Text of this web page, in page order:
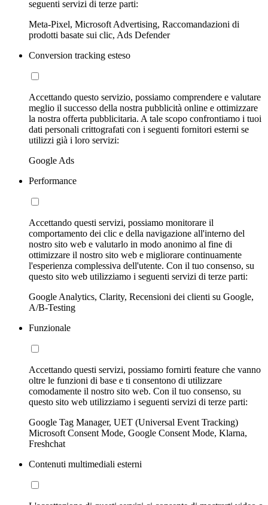
seguenti servizi di terze parti:
Meta-Pixel, Microsoft Advertising, Raccomandazioni di
prodotti basate sui clic, Ads Defender
Conversion tracking esteso
Accettando questo servizio, possiamo comprendere e valutare
meglio il successo della nostra pubblicità online e ottimizzare
la nostra offerta pubblicitaria. A tale scopo confrontiamo i tuoi
dati personali crittografati con i seguenti fornitori esterni se
utilizzi già i loro servizi:
Google Ads
Performance
Accettando questi servizi, possiamo monitorare il
comportamento dei clic e della navigazione all'interno del
nostro sito web e valutarlo in modo anonimo al fine di
ottimizzare il nostro sito web e migliorare continuamente
l'esperienza complessiva dell'utente. Con il tuo consenso, su
questo sito web utilizziamo i seguenti servizi di terze parti:
Google Analytics, Clarity, Recensioni dei clienti su Google,
A/B-Testing
Funzionale
Accettando questi servizi, possiamo fornirti feature che vanno
oltre le funzioni di base e ti consentono di utilizzare
comodamente il nostro sito web. Con il tuo consenso, su
questo sito web utilizziamo i seguenti servizi di terze parti:
Google Tag Manager, UET (Universal Event Tracking)
Microsoft Consent Mode, Google Consent Mode, Klarna,
Freshchat
Contenuti multimediali esterni